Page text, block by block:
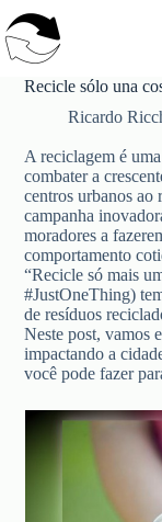
al
contenido
Recicle sólo una
Ricardo
A reciclagem é
combater a
centros urbanos
campanha
moradores a
comportamento
“Recicle só mais
#JustOneThing)
de resíduos
Neste post, vamos
impactando a
você pode fazer